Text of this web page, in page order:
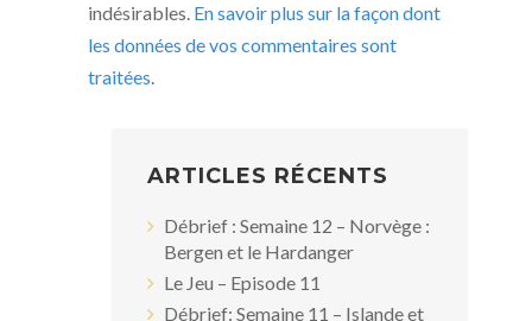
indésirables. En savoir plus sur la façon dont
les données de vos commentaires sont
traitées.
ARTICLES RÉCENTS
Débrief : Semaine 12 – Norvège :
Bergen et le Hardanger
Le Jeu – Episode 11
Débrief: Semaine 11 – Islande et